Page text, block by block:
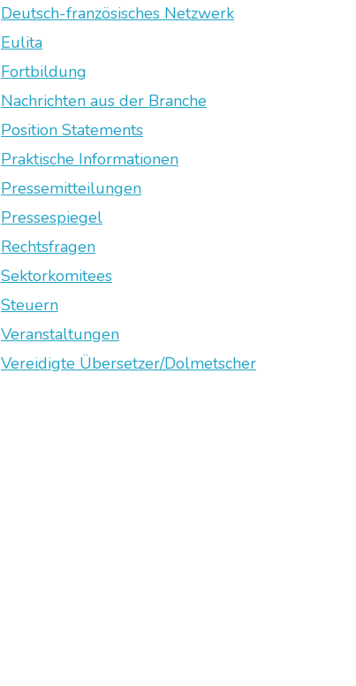
Deutsch-französisches Netzwerk
Eulita
Fortbildung
Nachrichten aus der Branche
Position Statements
Praktische Informationen
Pressemitteilungen
Pressespiegel
Rechtsfragen
Sektorkomitees
Steuern
Veranstaltungen
Vereidigte Übersetzer/Dolmetscher